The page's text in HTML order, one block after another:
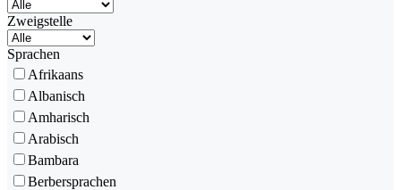
Zweigstelle
Sprachen
Afrikaans
Albanisch
Amharisch
Arabisch
Bambara
Berbersprachen